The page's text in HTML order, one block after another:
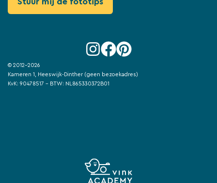
© 2012-2026
Kameren 1, Heeswijk-Dinther (geen bezoekadres)
KvK: 90478517 - BTW: NL865330372B01